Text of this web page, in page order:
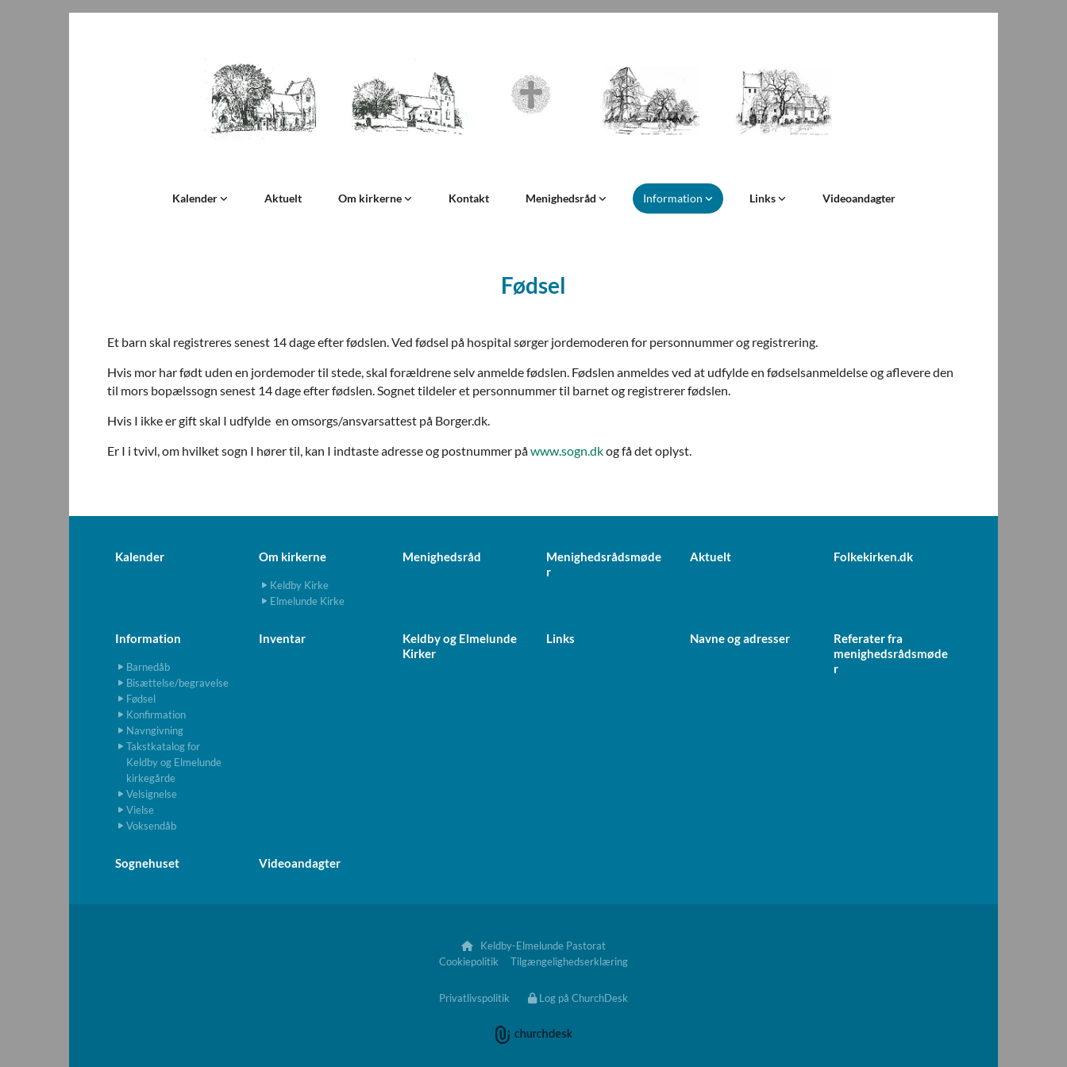
Kalender Aktuelt Om kirkerne Kontakt Menighedsråd Information Links Videoandagter
Fødsel
Et barn skal registreres senest 14 dage efter fødslen. Ved fødsel på hospital sørger jordemoderen for personnummer og registrering.
Hvis mor har født uden en jordemoder til stede, skal forældrene selv anmelde fødslen. Fødslen anmeldes ved at udfylde en fødselsanmeldelse og aflevere den
til mors bopælssogn senest 14 dage efter fødslen. Sognet tildeler et personnummer til barnet og registrerer fødslen.
Hvis I ikke er gift skal I udfylde en omsorgs/ansvarsattest på Borger.dk.
Er I i tvivl, om hvilket sogn I hører til, kan I indtaste adresse og postnummer påwww.sogn.dkog få det oplyst.
Kalender Om kirkerne
Keldby Kirke
Elmelunde Kirke
Menighedsråd
Menighedsrådsmøde
r
Aktuelt Folkekirken.dk
Information
Barnedåb
Bisættelse/begravelse
Fødsel
Konfirmation
Navngivning
Takstkatalog for
Keldby og Elmelunde
kirkegårde
Velsignelse
Vielse
Voksendåb
Inventar
Keldby og Elmelunde
Kirker
Links Navne og adresser
Referater fra
menighedsrådsmøde
r
Sognehuset Videoandagter

Keldby-Elmelunde Pastorat
Cookiepolitik
Tilgængelighedserklæring
Privatlivspolitik Log på ChurchDesk